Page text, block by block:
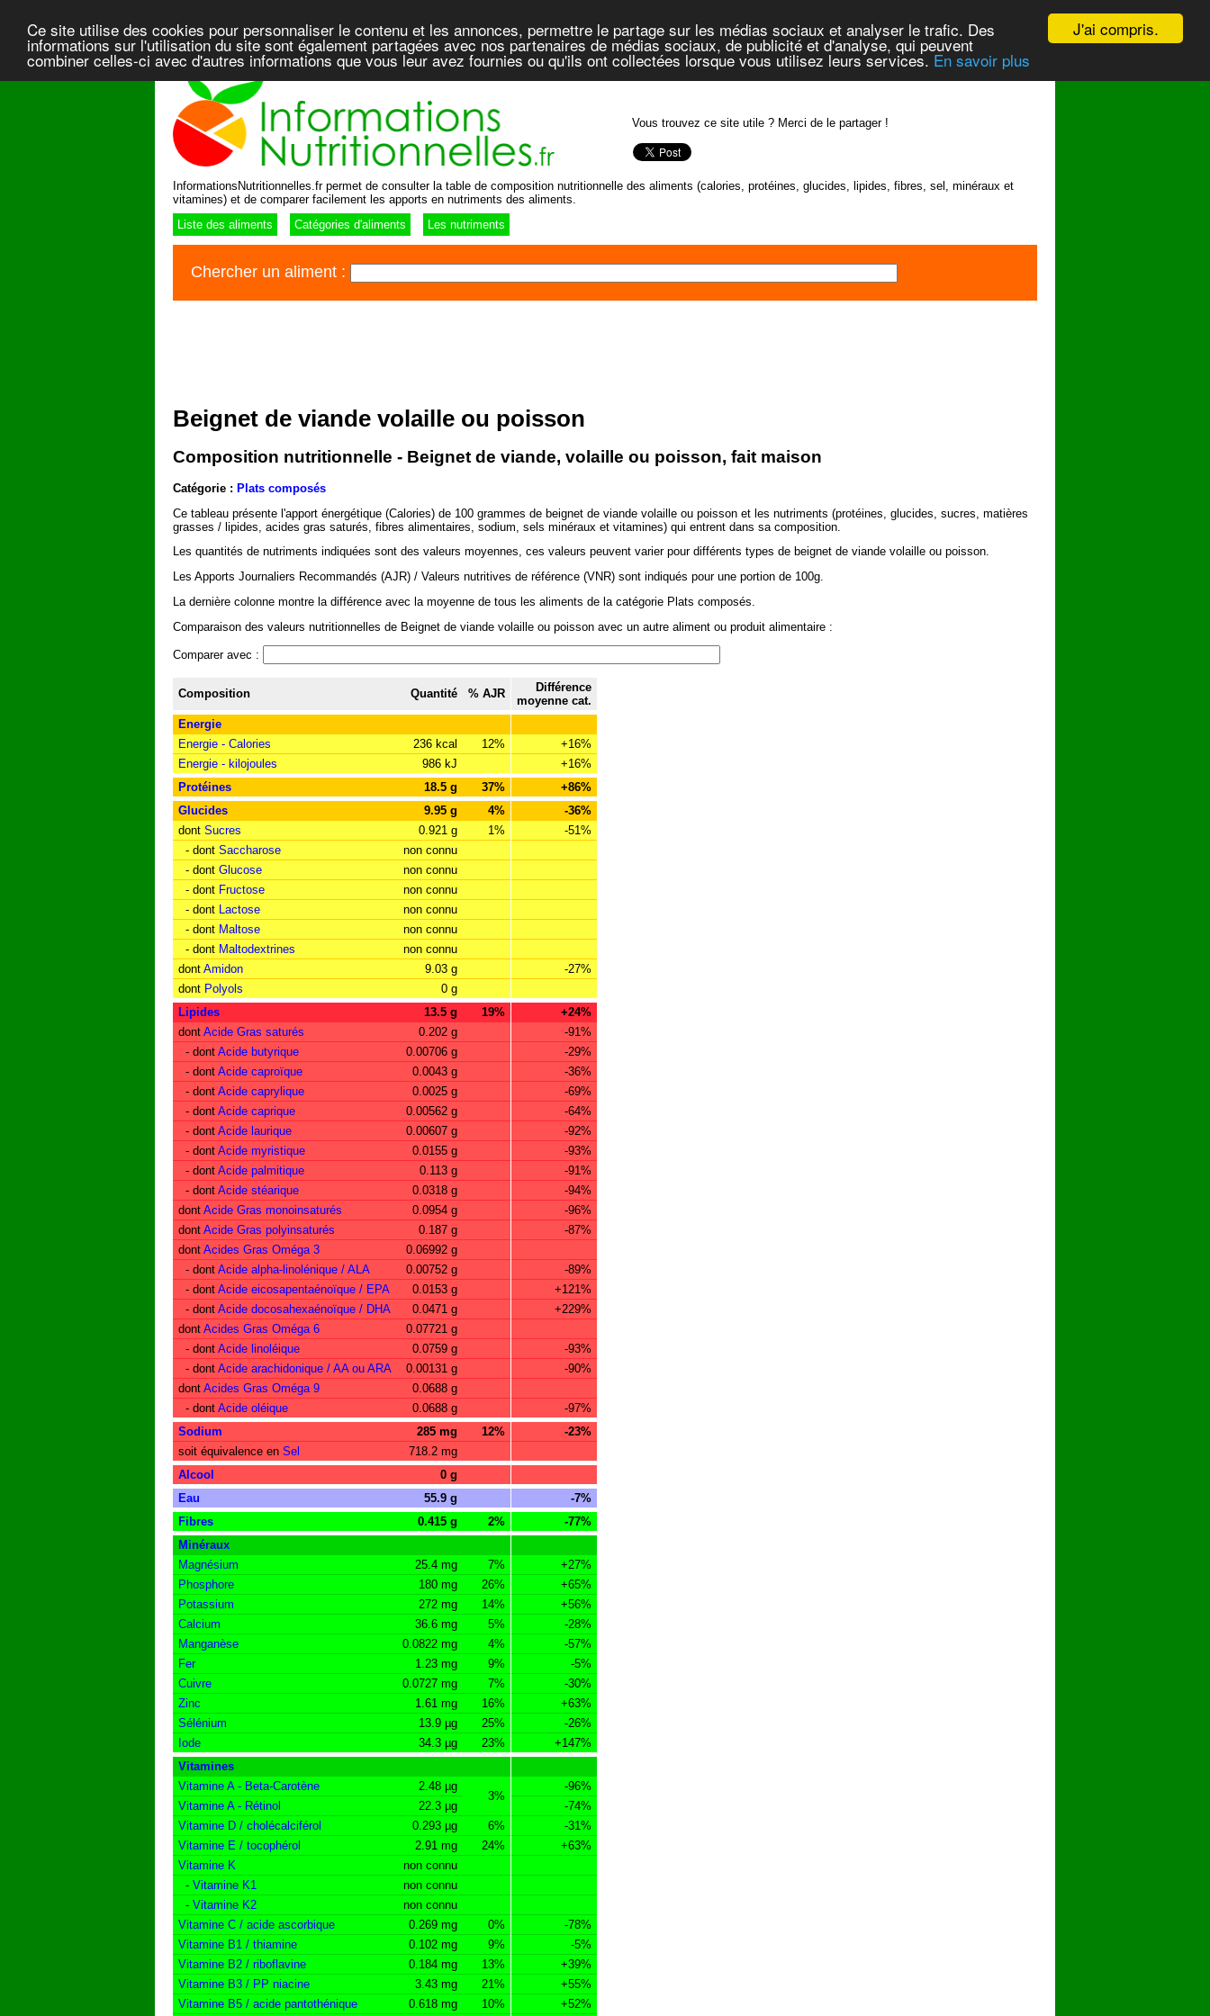
J'ai compris.
Ce site utilise des cookies pour personnaliser le contenu et les annonces, permettre le partage sur les médias sociaux et analyser le trafic. Des
informations sur l'utilisation du site sont également partagées avec nos partenaires de médias sociaux, de publicité et d'analyse, qui peuvent
combiner celles-ci avec d'autres informations que vous leur avez fournies ou qu'ils ont collectées lorsque vous utilisez leurs services. En savoir plus
Vous trouvez ce site utile ? Merci de le partager !
InformationsNutritionnelles.fr permet de consulter la table de composition nutritionnelle des aliments (calories, protéines, glucides, lipides, fibres, sel, minéraux et
vitamines) et de comparer facilement les apports en nutriments des aliments.
Liste des aliments
Catégories d'aliments Les nutriments
Chercher un aliment :
Beignet de viande volaille ou poisson
Composition nutritionnelle - Beignet de viande, volaille ou poisson, fait maison
Catégorie : Plats composés
Ce tableau présente l'apport énergétique (Calories) de 100 grammes de beignet de viande volaille ou poisson et les nutriments (protéines, glucides, sucres, matières
grasses / lipides, acides gras saturés, fibres alimentaires, sodium, sels minéraux et vitamines) qui entrent dans sa composition.
Les quantités de nutriments indiquées sont des valeurs moyennes, ces valeurs peuvent varier pour différents types de beignet de viande volaille ou poisson.
Les Apports Journaliers Recommandés (AJR) / Valeurs nutritives de référence (VNR) sont indiqués pour une portion de 100g.
La dernière colonne montre la différence avec la moyenne de tous les aliments de la catégorie Plats composés.
Comparaison des valeurs nutritionnelles de Beignet de viande volaille ou poisson avec un autre aliment ou produit alimentaire :
Comparer avec :
Composition Quantité % AJR
Différence
moyenne cat.
Energie
Energie - Calories
236 kcal 12%
+16%
Energie - kilojoules
986 kJ
+16%
Protéines
18.5 g 37%
+86%
Glucides
9.95 g 4%
-36%
dont Sucres 0.921 g 1%
-51%
- dont Saccharose
non connu
- dont Glucose
non connu
- dont Fructose
non connu
- dont Lactose
non connu
- dont Maltose
non connu
- dont Maltodextrines
non connu
dont Amidon 9.03 g
-27%
dont Polyols
0 g
Lipides
13.5 g 19%
+24%
dont Acide Gras saturés 0.202 g
-91%
- dont Acide butyrique 0.00706 g
-29%
- dont Acide caproïque 0.0043 g
-36%
- dont Acide caprylique 0.0025 g
-69%
- dont Acide caprique 0.00562 g
-64%
- dont Acide laurique 0.00607 g
-92%
- dont Acide myristique 0.0155 g
-93%
- dont Acide palmitique 0.113 g
-91%
- dont Acide stéarique 0.0318 g
-94%
dont Acide Gras monoinsaturés 0.0954 g
-96%
dont Acide Gras polyinsaturés 0.187 g
-87%
dont Acides Gras Oméga 3
0.06992 g
- dont Acide alpha-linolénique / ALA 0.00752 g
-89%
- dont Acide eicosapentaénoïque / EPA 0.0153 g
+121%
- dont Acide docosahexaénoïque / DHA 0.0471 g
+229%
dont Acides Gras Oméga 6
0.07721 g
- dont Acide linoléique 0.0759 g
-93%
- dont Acide arachidonique / AA ou ARA 0.00131 g
-90%
dont Acides Gras Oméga 9
0.0688 g
- dont Acide oléique 0.0688 g
-97%
Sodium
285 mg 12%
-23%
soit équivalence en Sel
718.2 mg
Alcool
0 g
Eau
55.9 g
-7%
Fibres
0.415 g 2%
-77%
Minéraux
Magnésium
25.4 mg 7%
+27%
Phosphore
180 mg 26%
+65%
Potassium
272 mg 14%
+56%
Calcium
36.6 mg 5%
-28%
Manganèse
0.0822 mg 4%
-57%
Fer
1.23 mg 9%
-5%
Cuivre
0.0727 mg 7%
-30%
Zinc
1.61 mg 16%
+63%
Sélénium
13.9 µg 25%
-26%
Iode
34.3 µg 23%
+147%
Vitamines
Vitamine A - Beta-Carotène
2.48 µg
3%
-96%
Vitamine A - Rétinol
22.3 µg
-74%
Vitamine D / cholécalciférol
0.293 µg 6%
-31%
Vitamine E / tocophérol
2.91 mg 24%
+63%
Vitamine K
non connu
- Vitamine K1
non connu
- Vitamine K2
non connu
Vitamine C / acide ascorbique
0.269 mg 0%
-78%
Vitamine B1 / thiamine
0.102 mg 9%
-5%
Vitamine B2 / riboflavine
0.184 mg 13%
+39%
Vitamine B3 / PP niacine
3.43 mg 21%
+55%
Vitamine B5 / acide pantothénique
0.618 mg 10% +52%